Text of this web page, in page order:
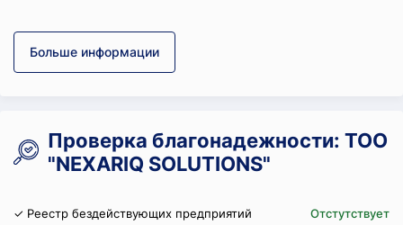
Больше информации
Проверка благонадежности: ТОО
"NEXARIQ SOLUTIONS"
✓ Реестр бездействующих предприятий
Отстутствует